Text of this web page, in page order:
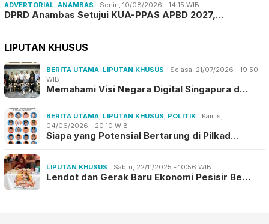
ADVERTORIAL, ANAMBAS Senin, 10/08/2026 - 14:15 WIB
DPRD Anambas Setujui KUA-PPAS APBD 2027,…
LIPUTAN KHUSUS
BERITA UTAMA, LIPUTAN KHUSUS
Selasa, 21/07/2026 - 19:50
WIB
Memahami Visi Negara Digital Singapura d…
BERITA UTAMA, LIPUTAN KHUSUS, POLITIK
Kamis,
04/06/2026 - 20:10 WIB
Siapa yang Potensial Bertarung di Pilkad…
LIPUTAN KHUSUS Sabtu, 22/11/2025 - 10:56 WIB
Lendot dan Gerak Baru Ekonomi Pesisir Be…